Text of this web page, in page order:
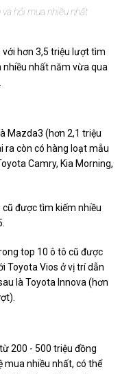
hỏi mua nhiều nhất
với hơn 3,5 triệu lượt tìm
nhiều nhất năm vừa qua
Mazda3 (hơn 2,1 triệu
ra còn có hàng loạt mẫu
Camry, Kia Morning,
cũ được tìm kiếm nhiều
top 10 ô tô cũ được
Toyota Vios ở vị trí dẫn
là Toyota Innova (hơn
200 - 500 triệu đồng
mua nhiều nhất, có thể